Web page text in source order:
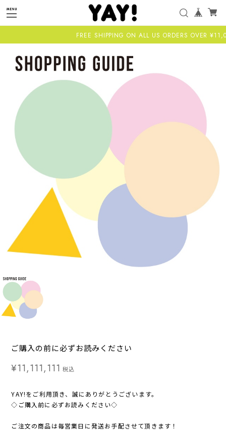
FREE SHIPPING ON ALL US ORDERS OVER
ご購入の前に必ずお読みください
¥11,111,111 税込
YAY!をご利用頂き、誠にありがとうございます。
◇ご購入前に必ずお読みください◇
ご注文の商品は毎営業日に発送お手配させて頂きます！